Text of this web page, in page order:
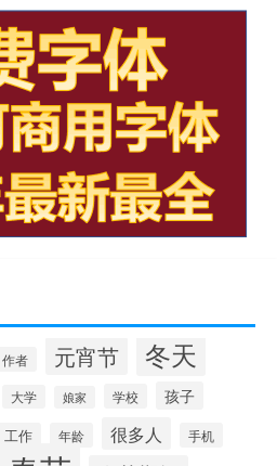
作者 元宵节 冬天
大学 娘家 学校 孩子
工作 年龄 很多人 手机